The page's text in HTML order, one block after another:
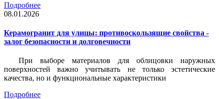
Подробнее
08.01.2026
Керамогранит для улицы: противоскользящие свойства -
залог безопасности и долговечности
При выборе материалов для облицовки наружных
поверхностей важно учитывать не только эстетические
качества, но и функциональные характеристики
Подробнее